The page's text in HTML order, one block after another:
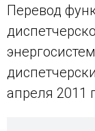
Перевод
апреля 2011